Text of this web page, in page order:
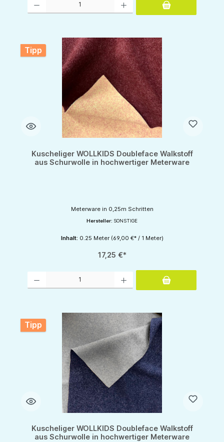
Tipp
Kuscheliger WOLLKIDS Doubleface Walkstoff
aus Schurwolle in hochwertiger Meterware
Meterware in 0,25m Schritten
Hersteller: SONSTIGE
Inhalt: 0.25 Meter (69,00 €* / 1 Meter)
17,25 €*
Tipp
Kuscheliger WOLLKIDS Doubleface Walkstoff
aus Schurwolle in hochwertiger Meterware